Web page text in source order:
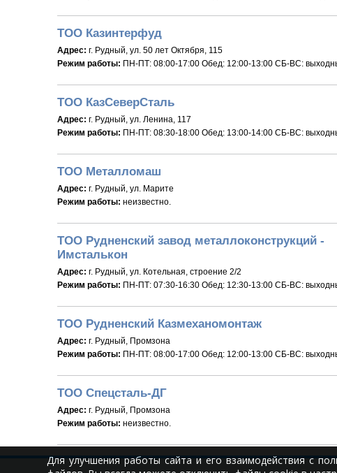
ТОО Казинтерфуд
Адрес: г. Рудный, ул. 50 лет Октября, 115
Режим работы: ПН-ПТ: 08:00-17:00 Обед: 12:00-13:00 СБ-ВС:
ТОО КазСеверСталь
Адрес: г. Рудный, ул. Ленина, 117
Режим работы: ПН-ПТ: 08:30-18:00 Обед: 13:00-14:00 СБ-ВС:
ТОО Металломаш
Адрес: г. Рудный, ул. Марите
Режим работы: неизвестно.
ТОО Рудненский завод металлоконструкций -
Имсталькон
Адрес: г. Рудный, ул. Котельная, строение 2/2
Режим работы: ПН-ПТ: 07:30-16:30 Обед: 12:30-13:00 СБ-ВС:
ТОО Рудненский Казмеханомонтаж
Адрес: г. Рудный, Промзона
Режим работы: ПН-ПТ: 08:00-17:00 Обед: 12:00-13:00 СБ-ВС:
ТОО Спецсталь-ДГ
Адрес: г. Рудный, Промзона
Режим работы: неизвестно.
Для улучшения работы сайта и его взаимодействия с